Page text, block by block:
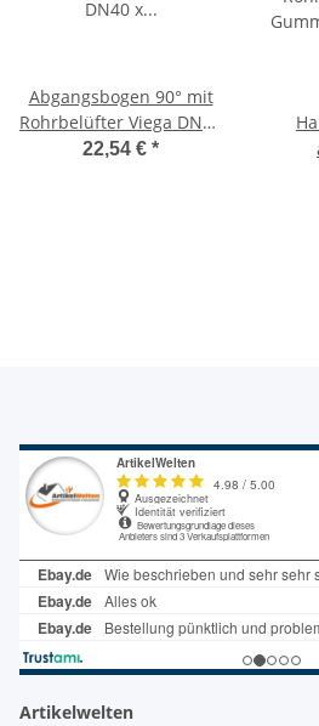
Abgangsbogen 90° mit
Rohrbelüfter Viega DN40
x 220mm Sifon Siphon
22,54 € *
Artikelwelten